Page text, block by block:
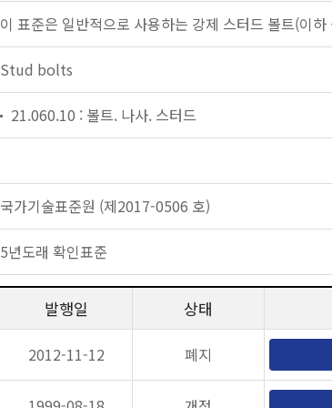
이 표준은 일반적으로 사용하는 강제 스터드 볼트(이
Stud bolts
21.060.10 : 볼트. 나사. 스터드
국가기술표준원 (제2017-0506 호)
5년도래 확인표준
발행일 상태
2012-11-12 폐지